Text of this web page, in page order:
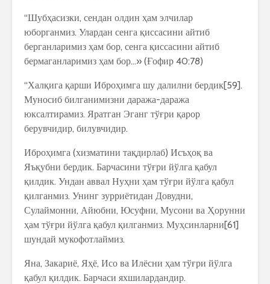
“Шубҳасизки, сендан олдин ҳам элчилар
юборганмиз. Улардан сенга қиссасини айтиб
берганларимиз ҳам бор, сенга қиссасини айтиб
бермаганларимиз ҳам бор…» (Ғофир 40:78)
“Халқига қарши Иброҳимга шу далилни бердик[59].
Муносиб билганимизни даража-даража
юксалтирамиз. Яратган Эганг тўғри қарор
берувчидир, билувчидир.
Иброҳимга (хизматини тақдирлаб) Исъҳоқ ва
Яъқубни бердик. Барчасини тўғри йўлга қабул
қилдик. Ундан аввал Нуҳни ҳам тўғри йўлга қабул
қилганмиз. Унинг зурриётидан Довудни,
Сулаймонни, Айюбни, Юсуфни, Мусони ва Ҳорунни
ҳам тўғри йўлга қабул қилганмиз. Муҳсинларни[61]
шундай мукофотлаймиз.
Яна, Закариё, Яҳё, Исо ва Илёсни ҳам тўғри йўлга
қабул қилдик. Барчаси яхшилардандир.